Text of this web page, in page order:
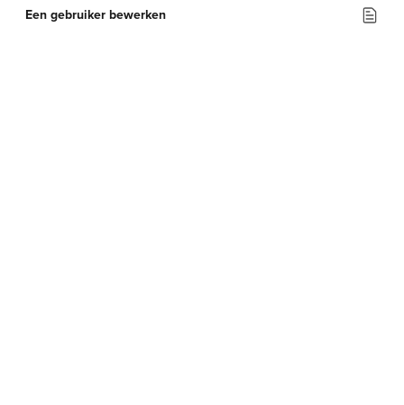
Een gebruiker bewerken